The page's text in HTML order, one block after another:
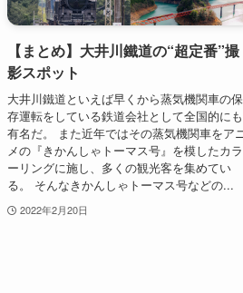
【まとめ】大井川鐵道の“超定番”撮
影スポット
大井川鐵道といえば早くから蒸気機関車の保
存運転をしている鉄道会社として全国的にも
有名だ。 また近年ではその蒸気機関車をアニ
メの『きかんしゃトーマス号』を模したカラ
ーリングに施し、多くの観光客を集めてい
る。 そんなきかんしゃトーマス号などの...
2022年2月20日